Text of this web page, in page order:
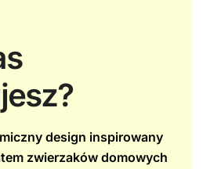
design inspirowany
zwierzaków domowych